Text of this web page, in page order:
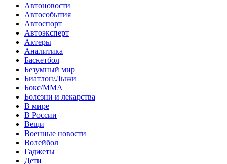
Автоновости
Автособытия
Автоспорт
Автоэксперт
Актеры
Аналитика
Баскетбол
Безумный мир
Биатлон/Лыжи
Бокс/MMA
Болезни и лекарства
В мире
В России
Вещи
Военные новости
Волейбол
Гаджеты
Дети